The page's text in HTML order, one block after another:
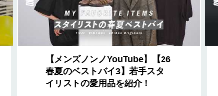
【メンズノンノYouTube】【26
春夏のベストバイ3】若手スタ
イリストの愛用品を紹介！